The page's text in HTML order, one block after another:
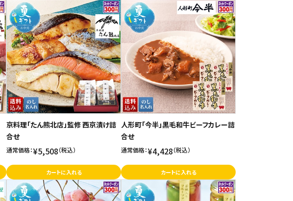
京料理「たん熊北店」監修 西京漬け詰
合せ
通常価格：¥5,508（税込）
カートに入れる
人形町「今半」黒毛和牛ビーフカレー詰
合せ
通常価格：¥4,428（税込）
カートに入れる